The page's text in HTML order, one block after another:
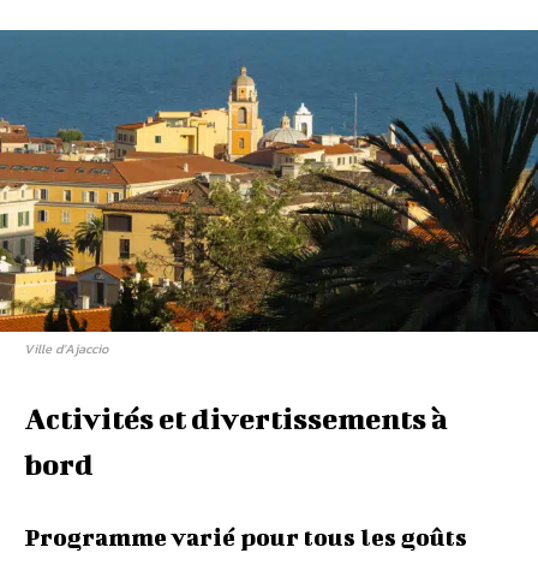
Ville d’Ajaccio
Activités et divertissements à
bord
Programme varié pour tous les goûts